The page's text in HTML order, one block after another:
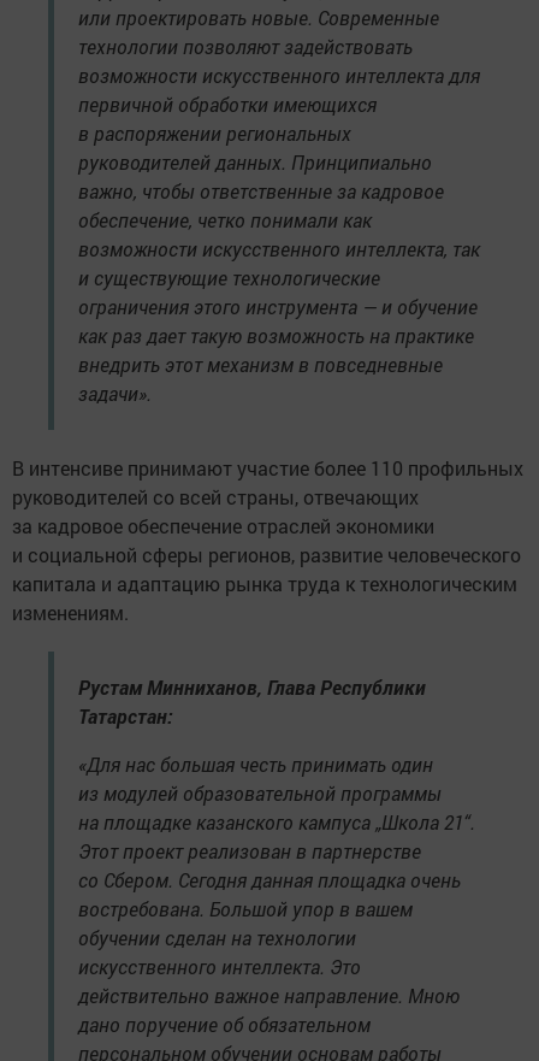
или проектировать новые. Современные
технологии позволяют задействовать
возможности искусственного интеллекта для
первичной обработки имеющихся
в распоряжении региональных
руководителей данных. Принципиально
важно, чтобы ответственные за кадровое
обеспечение, четко понимали как
возможности искусственного интеллекта, так
и существующие технологические
ограничения этого инструмента — и обучение
как раз дает такую возможность на практике
внедрить этот механизм в повседневные
задачи».
В интенсиве принимают участие более 110 профильных
руководителей со всей страны, отвечающих
за кадровое обеспечение отраслей экономики
и социальной сферы регионов, развитие человеческого
капитала и адаптацию рынка труда к технологическим
изменениям.
Рустам Минниханов, Глава Республики
Татарстан:
«Для нас большая честь принимать один
из модулей образовательной программы
на площадке казанского кампуса „Школа 21“.
Этот проект реализован в партнерстве
со Сбером. Сегодня данная площадка очень
востребована. Большой упор в вашем
обучении сделан на технологии
искусственного интеллекта. Это
действительно важное направление. Мною
дано поручение об обязательном
персональном обучении основам работы